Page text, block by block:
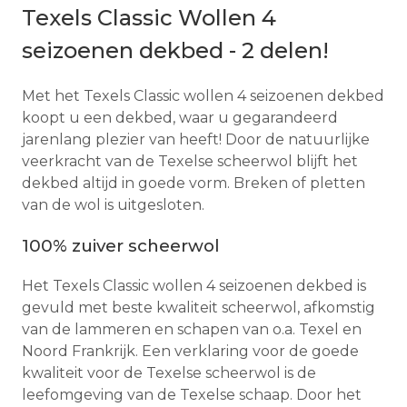
Texels Classic Wollen 4
seizoenen dekbed - 2 delen!
Met het Texels Classic wollen 4 seizoenen dekbed
koopt u een dekbed, waar u gegarandeerd
jarenlang plezier van heeft! Door de natuurlijke
veerkracht van de Texelse scheerwol blijft het
dekbed altijd in goede vorm. Breken of pletten
van de wol is uitgesloten.
100% zuiver scheerwol
Het Texels Classic wollen 4 seizoenen dekbed is
gevuld met beste kwaliteit scheerwol, afkomstig
van de lammeren en schapen van o.a. Texel en
Noord Frankrijk. Een verklaring voor de goede
kwaliteit voor de Texelse scheerwol is de
leefomgeving van de Texelse schaap. Door het